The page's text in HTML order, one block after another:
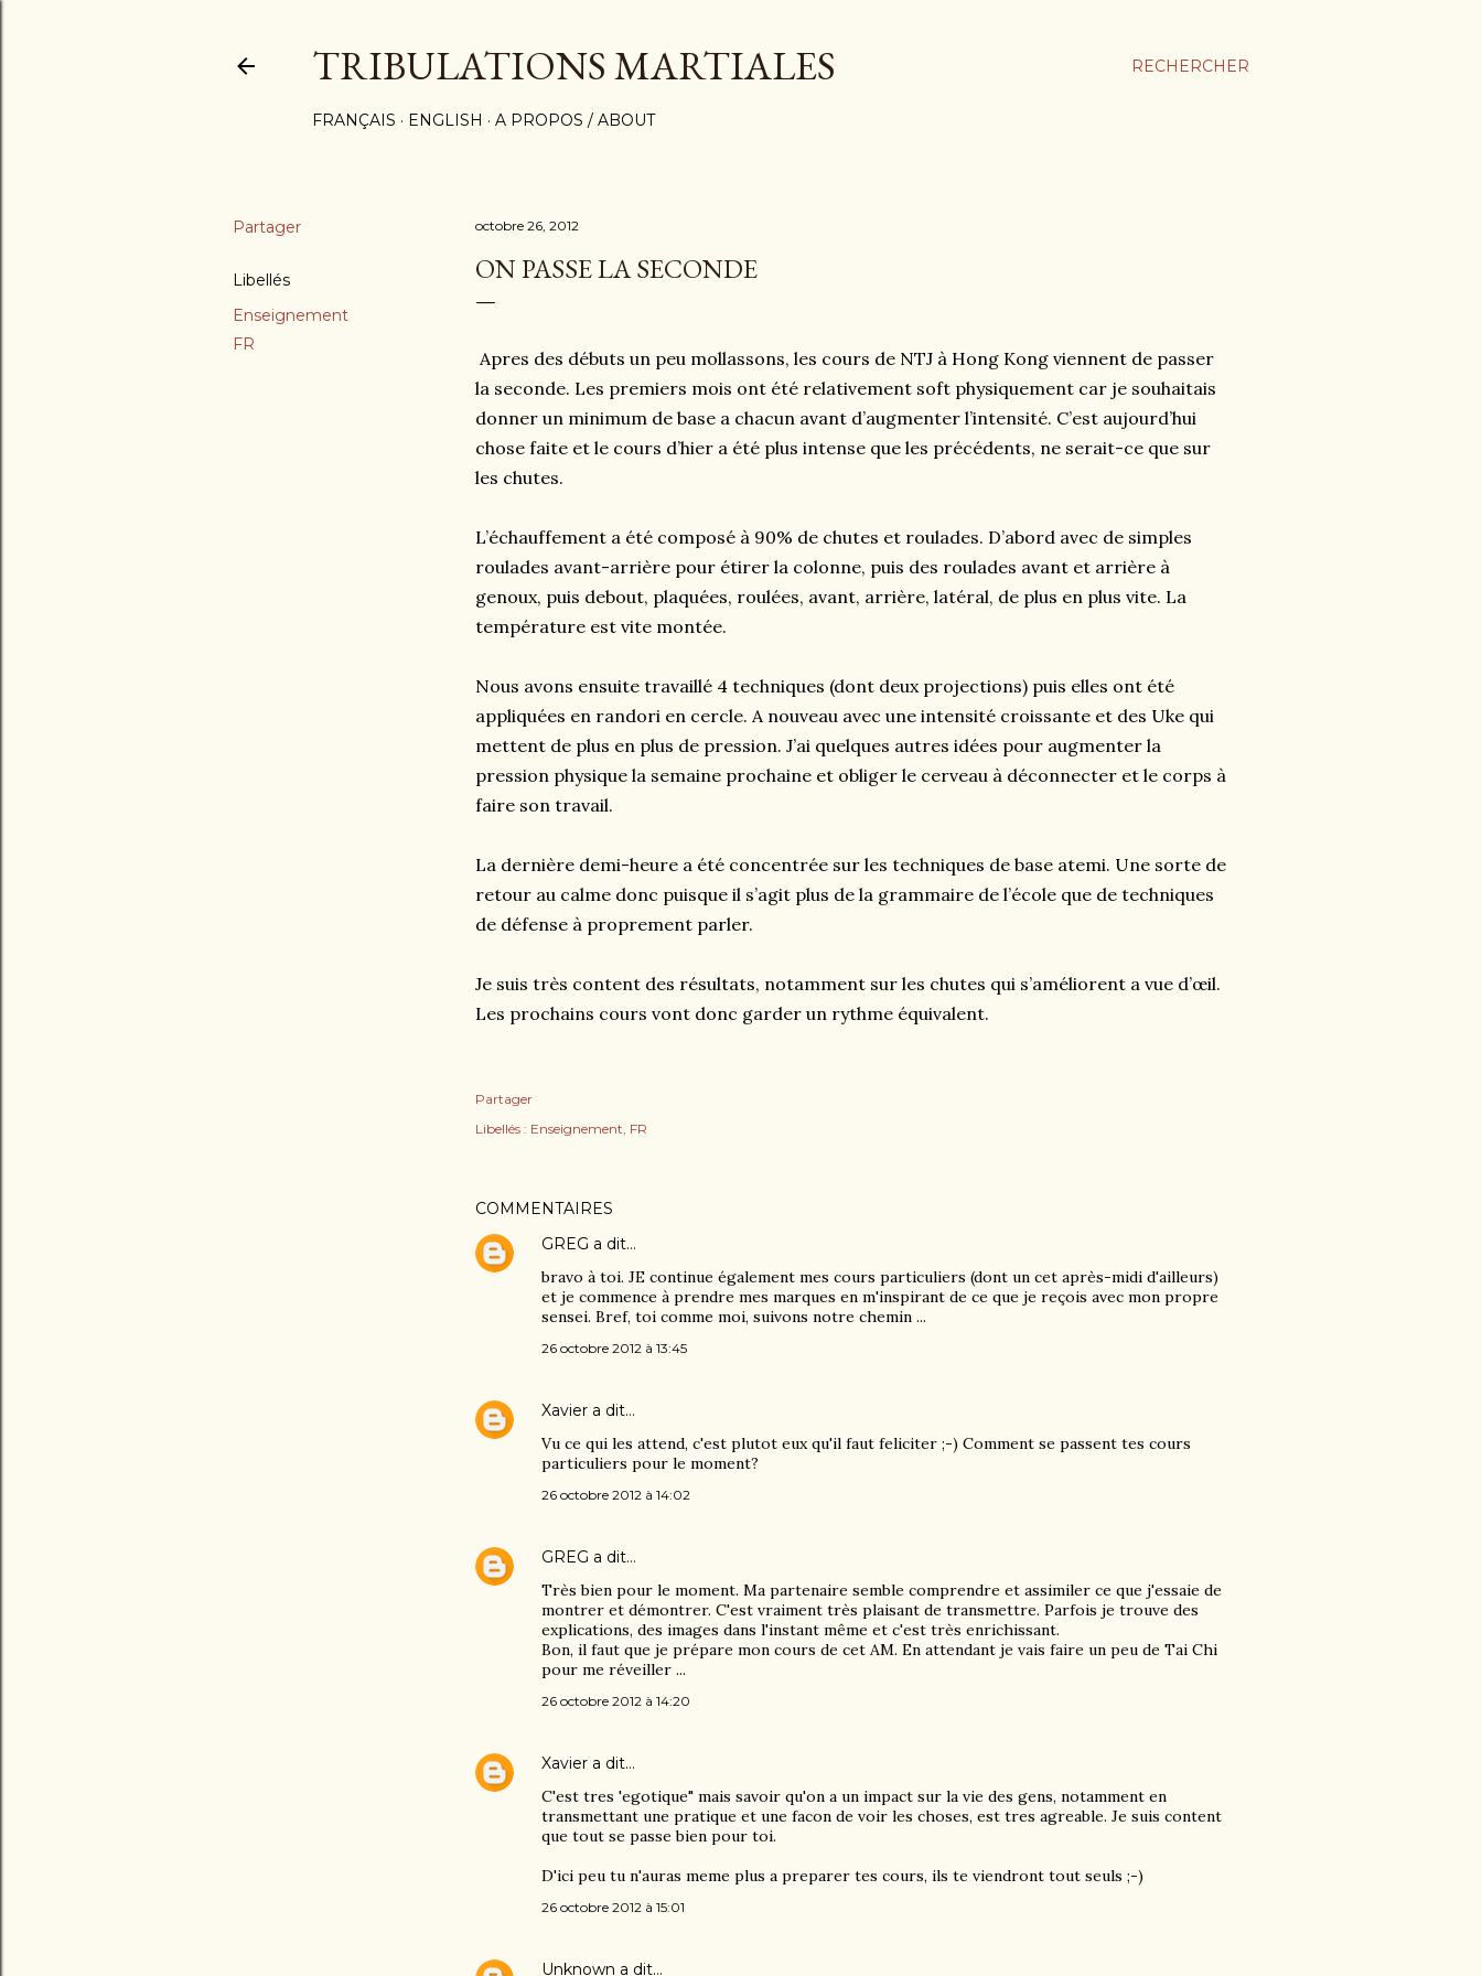
RECHERCHER
TRIBULATIONS MARTIALES
FRANÇAIS ENGLISH A PROPOS / ABOUT
Partager
Libellés
Enseignement
FR
octobre 26, 2012
ON PASSE LA SECONDE
Apres des débuts un peu mollassons, les cours de NTJ à Hong Kong viennent de passer
la seconde. Les premiers mois ont été relativement soft physiquement car je souhaitais
donner un minimum de base a chacun avant d’augmenter l’intensité. C’est aujourd’hui
chose faite et le cours d’hier a été plus intense que les précédents, ne serait-ce que sur
les chutes.
L’échauffement a été composé à 90% de chutes et roulades. D’abord avec de simples
roulades avant-arrière pour étirer la colonne, puis des roulades avant et arrière à
genoux, puis debout, plaquées, roulées, avant, arrière, latéral, de plus en plus vite. La
température est vite montée.
Nous avons ensuite travaillé 4 techniques (dont deux projections) puis elles ont été
appliquées en randori en cercle. A nouveau avec une intensité croissante et des Uke qui
mettent de plus en plus de pression. J’ai quelques autres idées pour augmenter la
pression physique la semaine prochaine et obliger le cerveau à déconnecter et le corps à
faire son travail.
La dernière demi-heure a été concentrée sur les techniques de base atemi. Une sorte de
retour au calme donc puisque il s’agit plus de la grammaire de l’école que de techniques
de défense à proprement parler.
Je suis très content des résultats, notamment sur les chutes qui s’améliorent a vue d’œil.
Les prochains cours vont donc garder un rythme équivalent.
Partager
Libellés : Enseignement FR
COMMENTAIRES
GREG a dit…
bravo à toi. JE continue également mes cours particuliers (dont un cet après-midi d'ailleurs)
et je commence à prendre mes marques en m'inspirant de ce que je reçois avec mon propre
sensei. Bref, toi comme moi, suivons notre chemin ...
26 octobre 2012 à 13:45
Xavier a dit…
Vu ce qui les attend, c'est plutot eux qu'il faut feliciter ;-) Comment se passent tes cours
particuliers pour le moment?
26 octobre 2012 à 14:02
GREG a dit…
Très bien pour le moment. Ma partenaire semble comprendre et assimiler ce que j'essaie de
montrer et démontrer. C'est vraiment très plaisant de transmettre. Parfois je trouve des
explications, des images dans l'instant même et c'est très enrichissant.
Bon, il faut que je prépare mon cours de cet AM. En attendant je vais faire un peu de Tai Chi
pour me réveiller ...
26 octobre 2012 à 14:20
Xavier a dit…
C'est tres 'egotique" mais savoir qu'on a un impact sur la vie des gens, notamment en
transmettant une pratique et une facon de voir les choses, est tres agreable. Je suis content
que tout se passe bien pour toi.
D'ici peu tu n'auras meme plus a preparer tes cours, ils te viendront tout seuls ;-)
26 octobre 2012 à 15:01
Unknown a dit…